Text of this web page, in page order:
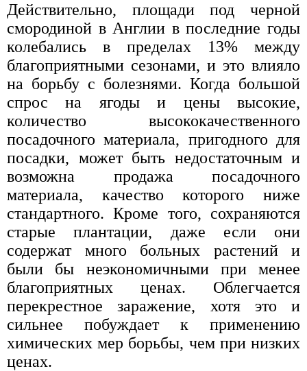
Действительно, площади под черной
смородиной в Англии в последние годы
колебались в пределах 13% между
благоприятными сезонами, и это влияло
на борьбу с болезнями. Когда большой
спрос на ягоды и цены высокие,
количество высококачественного
посадочного материала, пригодного для
посадки, может быть недостаточным и
возможна продажа посадочного
материала, качество которого ниже
стандартного. Кроме того, сохраняются
старые плантации, даже если они
содержат много больных растений и
были бы неэкономичными при менее
благоприятных ценах. Облегчается
перекрестное заражение, хотя это и
сильнее побуждает к применению
химических мер борьбы, чем при низких
ценах.